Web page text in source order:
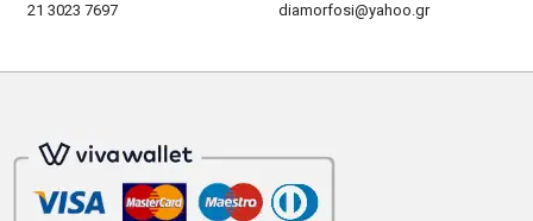
21 3023 7697 diamorfosi@yahoo.gr